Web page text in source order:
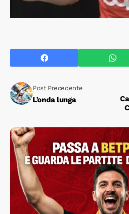
Post Precedente
L’onda lunga